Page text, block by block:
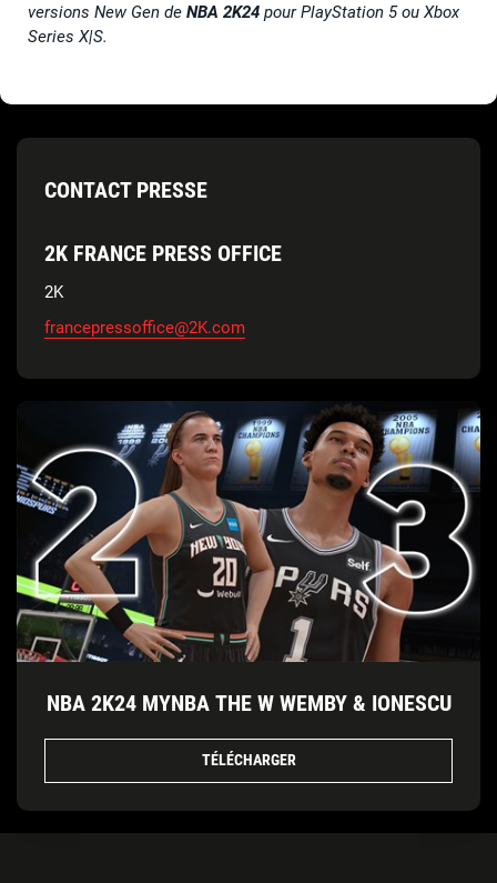
versions New Gen de NBA 2K24 pour PlayStation 5 ou Xbox
Series X|S.
CONTACT PRESSE
2K FRANCE PRESS OFFICE
2K
francepressoffice@2K.com
NBA 2K24 MYNBA THE W WEMBY & IONESCU
TÉLÉCHARGER